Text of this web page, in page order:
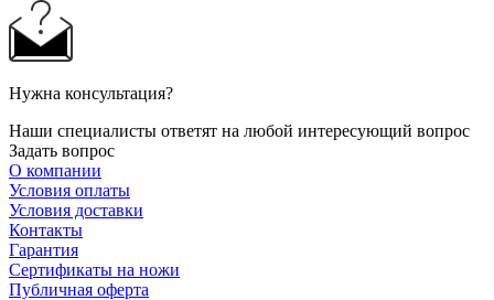
Нужна консультация?
Наши специалисты ответят на любой интересующий вопрос
Задать вопрос
О компании
Условия оплаты
Условия доставки
Контакты
Гарантия
Сертификаты на ножи
Публичная оферта